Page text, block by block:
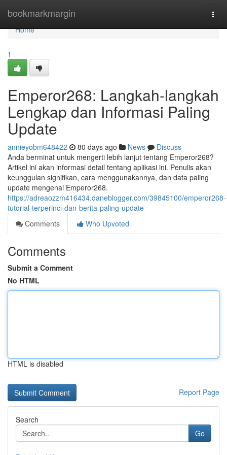
bookmarkmargin
Home
Home
1
Emperor268: Langkah-langkah
Lengkap dan Informasi Paling
Update
annieyobm648422 80 days ago News
Discuss
Anda berminat untuk mengerti lebih lanjut tentang Emperor268?
Artikel ini akan informasi detail tentang aplikasi ini. Penulis akan
keunggulan signifikan, cara menggunakannya, dan data paling
update mengenai Emperor268.
https://adreaozzm416434.daneblogger.com/39845100/emperor268-
tutorial-terperinci-dan-berita-paling-update
Comments
Who Upvoted
Comments
Submit a Comment
No HTML
HTML is disabled
Report Page
Search
Go